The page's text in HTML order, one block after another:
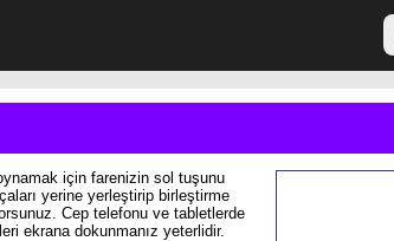
için farenizin sol tuşunu
yerine yerleştirip birleştirme
Cep telefonu ve tabletlerde
ekrana dokunmanız yeterlidir.